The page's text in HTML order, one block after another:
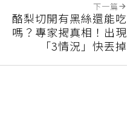
下一篇
酪梨切開有黑絲還能吃
嗎？專家揭真相！出現
「3情況」快丟掉